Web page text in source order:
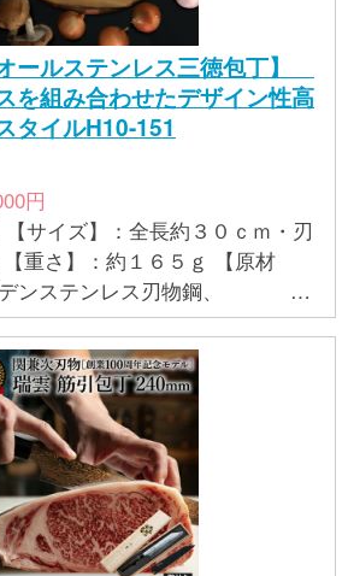
ールステンレス三徳包丁】
を組み合わせたデザイン性高
タイルH10-151
円
【サイズ】：全長約３０ｃｍ・刃
重さ】：約１６５ｇ 【原材
デンステンレス刃物鋼、
チール、ABS樹脂